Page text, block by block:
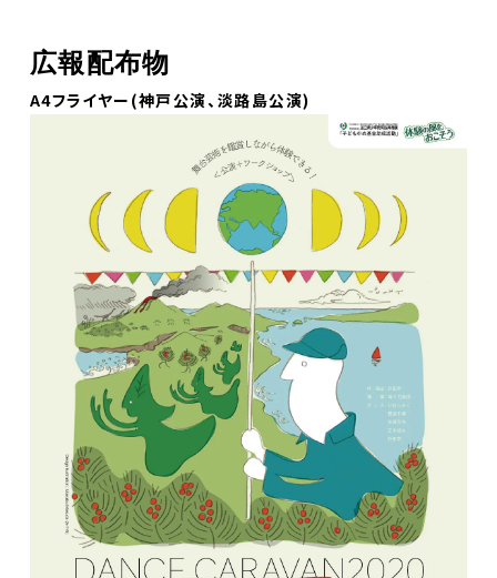
DANCE BOXとは
イベント
プロジェクト
コラム
ネットワーク
劇場レンタル
アクセス
お問合せ
広報配布物
A4フライヤー(神戸公演、淡路島公演)